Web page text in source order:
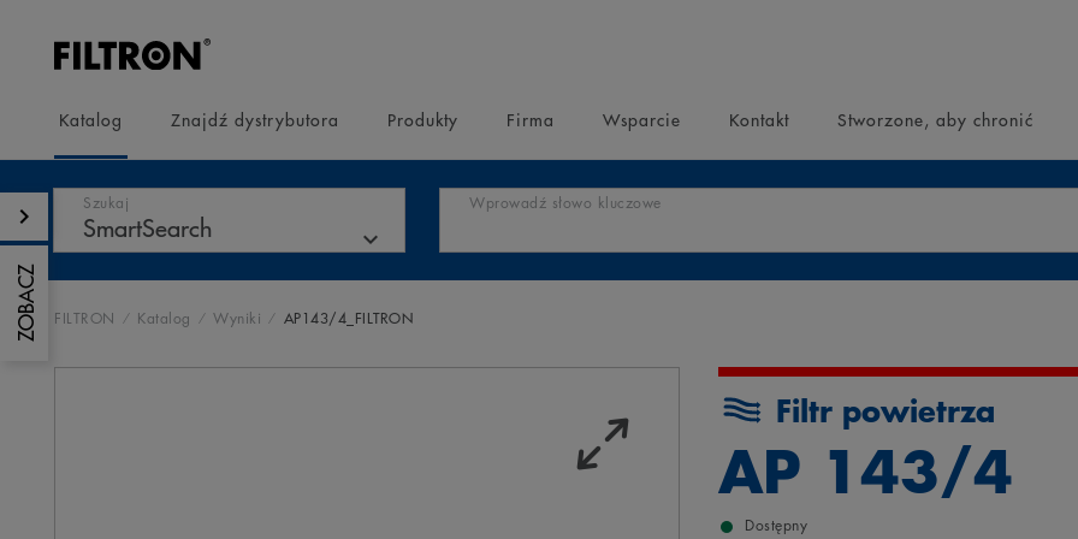
Katalog Znajdź dystrybutora Produkty Firma Wsparcie Kontakt Stworzone, aby chronić
Szukaj Wprowadź słowo kluczowe
FILTRON Katalog Wyniki AP143/4_FILTRON
Filtr powietrza
AP 143/4
Dostępny
ZOBACZ